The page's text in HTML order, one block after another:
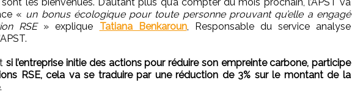
« un bonus écologique pour toute personne prouvant qu’elle a engagé
RSE» explique Tatiana Benkaroun, Responsable du service analyse
si l’entreprise initie des actions pour réduire son empreinte carbone, participe
RSE, cela va se traduire par une réduction de 3% sur le montant de la
.